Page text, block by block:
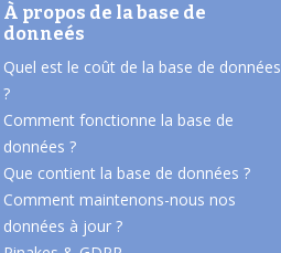
À propos de la base de
donneés​
Quel est le coût de la base de données
?
Comment fonctionne la base de
données ?
Que contient la base de données ?
Comment maintenons-nous nos
données à jour ?